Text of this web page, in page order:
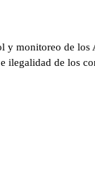
y monitoreo de los
ilegalidad de los